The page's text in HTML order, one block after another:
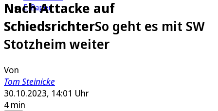
E-Paper
Nach Attacke auf
SchiedsrichterSo geht es mit SW
Stotzheim weiter
Von
Tom Steinicke
30.10.2023, 14:01 Uhr
4 min